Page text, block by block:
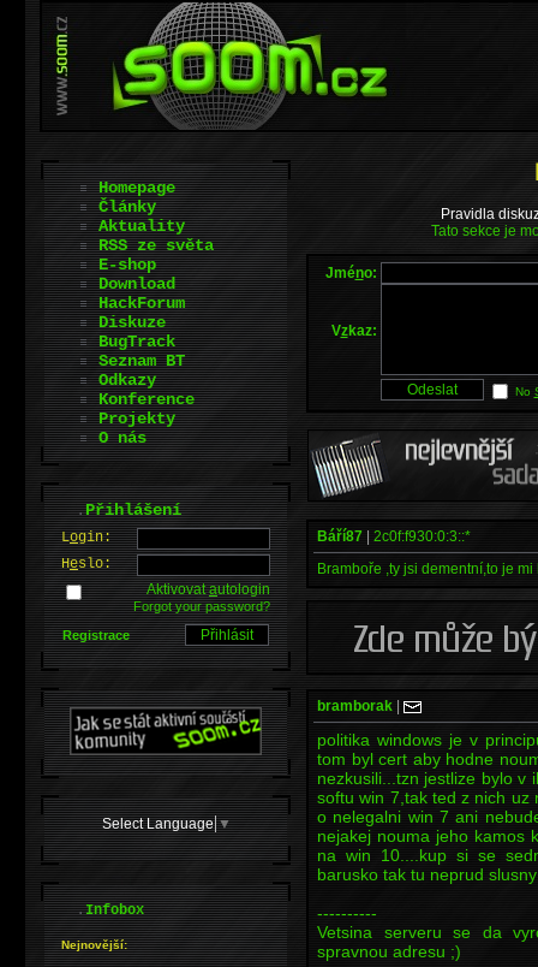
Pravidla
Tato sekce je
Jméno:
Vzkaz:
No
Báří87
2c0f:f930:0:3::*
Bramboře ,ty jsi dementní,to je mi
bramborak
politika windows je v
tom byl cert aby hodne
nezkusili...tzn jestlize bylo v
softu win 7,tak ted z nich uz
o nelegalni win 7 ani
nejakej nouma jeho kamos
na win 10....kup si se
barusko tak tu neprud
----------
Vetsina serveru se da
spravnou adresu ;)
Homepage
Články
Aktuality
RSS ze světa
E-shop
Download
HackForum
Diskuze
BugTrack
Seznam BT
Odkazy
Konference
Projekty
O nás
.Přihlášení
Login:
Heslo:
Aktivovatautologin
Forgot your password?
Registrace
Select Language ▼
.Infobox
Nejnovější: